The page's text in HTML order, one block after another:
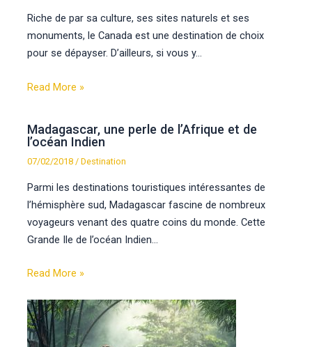
Riche de par sa culture, ses sites naturels et ses
monuments, le Canada est une destination de choix
pour se dépayser. D’ailleurs, si vous y…
Read More »
Madagascar, une perle de l’Afrique et de
l’océan Indien
07/02/2018/Destination
Parmi les destinations touristiques intéressantes de
l’hémisphère sud, Madagascar fascine de nombreux
voyageurs venant des quatre coins du monde. Cette
Grande Ile de l’océan Indien…
Read More »